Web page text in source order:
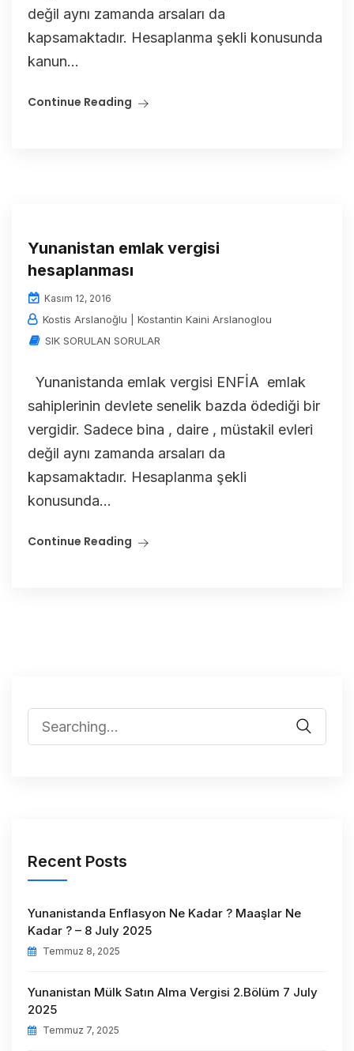
değil aynı zamanda arsaları da
kapsamaktadır. Hesaplanma şekli konusunda
kanun...
Continue Reading
Yunanistan emlak vergisi
hesaplanması
Kasım 12, 2016
Kostis Arslanoğlu | Kostantin Kaini Arslanoglou
SIK SORULAN SORULAR
Yunanistanda emlak vergisi ENFİA emlak
sahiplerinin devlete senelik bazda ödediği bir
vergidir. Sadece bina , daire , müstakil evleri
değil aynı zamanda arsaları da
kapsamaktadır. Hesaplanma şekli
konusunda...
Continue Reading
Recent Posts
Yunanistanda Enflasyon Ne Kadar ? Maaşlar Ne
Kadar ? – 8 July 2025
Temmuz 8, 2025
Yunanistan Mülk Satın Alma Vergisi 2.Bölüm 7 July
2025
Temmuz 7, 2025